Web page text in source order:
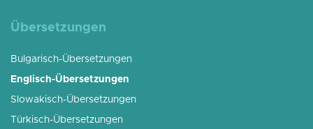
Übersetzungen
Bulgarisch-Übersetzungen
Englisch-Übersetzungen
Slowakisch-Übersetzungen
Türkisch-Übersetzungen